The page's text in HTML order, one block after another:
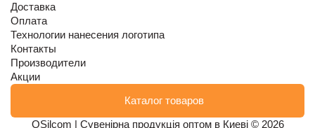
Доставка
Оплата
Технологии нанесения логотипа
Контакты
Производители
Акции
Каталог товаров
OSilcom | Сувенірна продукція оптом в Киеві © 2026